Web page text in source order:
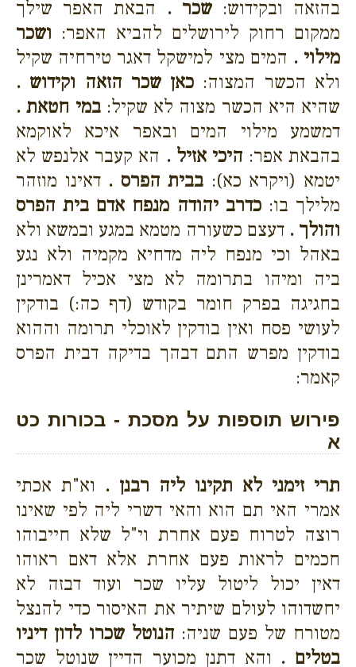
בהזאה ובקידוש:שכר . הבאת האפר שילך
ממקום רחוק לירושלים להביא האפר: ושכר
מילוי . המים מצי למישקל דאגר טירחיה שקיל
ולא הכשר המצוה: כאן שכר הזאה וקידוש .
שהיא היא הכשר מצוה לא שקיל:במי חטאת .
דמשמע מילוי המים ובאפר איכא לאוקמא
בהבאת אפר: היכי אזיל . הא קעבר אלנפש לא
יטמא (ויקרא כא): בבית הפרס . דאינו מוזהר
מלילך בו:כדרב יהודה מנפח אדם בית הפרס
והולך . דעצם כשעורה מטמא במגע ובמשא ולא
באהל וכי מנפח ליה מדחיא מקמיה ולא נגע
ביה ומיהו בתרומה לא מצי אכיל דאמרינן
בחגיגה בפרק חומר בקודש (דף כה:) בודקין
לעושי פסח ואין בודקין לאוכלי תרומה וההוא
בודקין מפרש התם דבהך בדיקה דבית הפרס
קאמר:
פירוש תוספות על מסכת - בכורות כט
א
תרי זימני לא תקינו ליה רבנן . וא"ת אכתי
אמרי האי תם הוא והאי דשרי ליה לפי שאינו
רוצה לטרוח פעם אחרת וי"ל שלא חייבוהו
חכמים לראות פעם אחרת אלא דאם ראוהו
דאין יכול ליטול עליו שכר ועוד דבזה לא
יחשדוהו לעולם שיתיר את האיסור כדי להנצל
מטורח של פעם שניה: הנוטל שכרו לדון דיניו
בטלים . והא דתנן מכוער הדיין שנוטל שכר